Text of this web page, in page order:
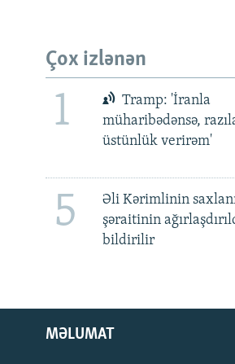
Çox izlənən
1
Tramp: 'İranla
müharibədənsə,
üstünlük verirəm'
5
Əli Kərimlinin
şəraitinin
bildirilir
MƏLUMAT